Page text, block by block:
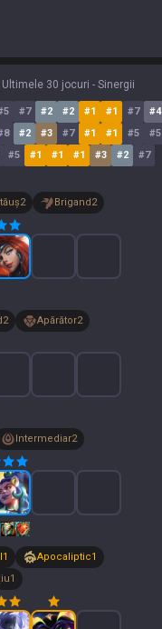
Ultimele 30 jocuri - Sinergii
5 #7 #2 #2 #1 #1 #7 #4
8 #2 #3 #7 #1 #1 #5 #5
#5 #1 #1 #1 #3 #2 #7
2 Brigand2
2 Apărător2
Intermediar2
1 Apocaliptic1
1